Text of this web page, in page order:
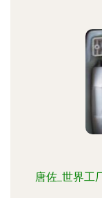
唐佐_世界工